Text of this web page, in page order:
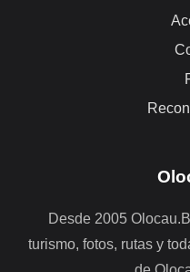
Desde 2005
turismo, fotos, rutas y